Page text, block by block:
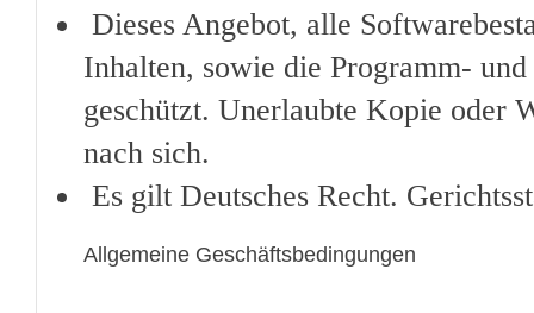
Dieses Angebot, alle
Inhalten, sowie die Programm-
geschützt. Unerlaubte Kopie oder
nach sich.
Es gilt Deutsches Recht.
Allgemeine Geschäftsbedingungen